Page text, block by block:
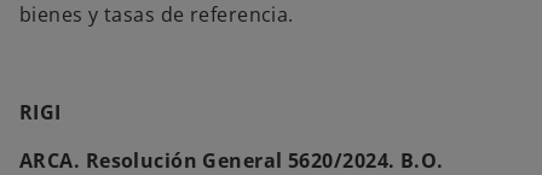
bienes y tasas de referencia.
RIGI
ARCA. Resolución General 5620/2024. B.O.